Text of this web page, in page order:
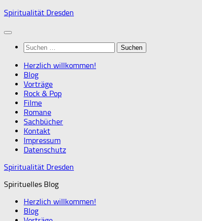
Zum
springen
Spiritualität Dresden
Suchen
nach:
Herzlich willkommen!
Blog
Vorträge
Rock & Pop
Filme
Romane
Sachbücher
Kontakt
Impressum
Datenschutz
Spiritualität Dresden
Spirituelles Blog
Herzlich willkommen!
Blog